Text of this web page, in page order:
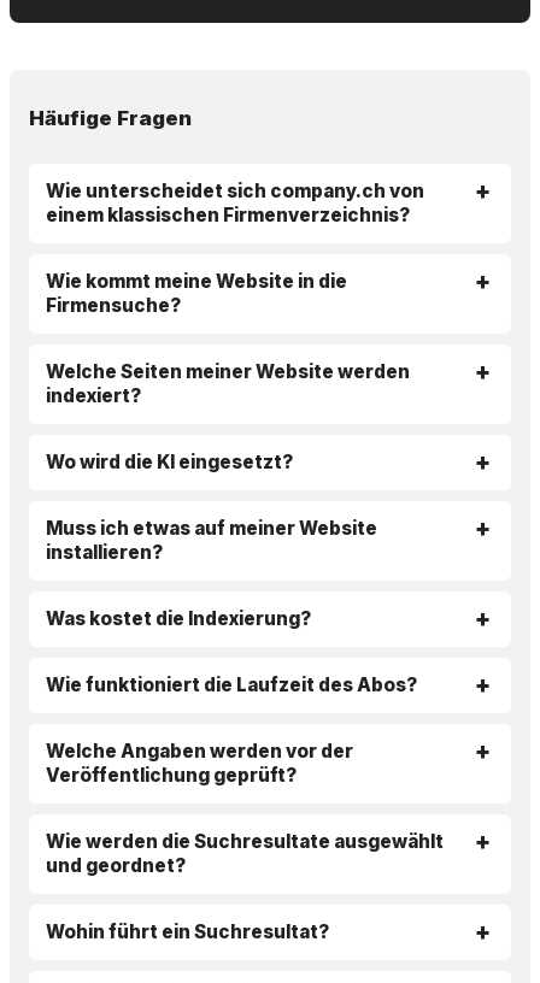
Häufige Fragen
Wie unterscheidet sich company.ch von
einem klassischen Firmenverzeichnis?
Wie kommt meine Website in die
Firmensuche?
Welche Seiten meiner Website werden
indexiert?
Wo wird die KI eingesetzt?
Muss ich etwas auf meiner Website
installieren?
Was kostet die Indexierung?
Wie funktioniert die Laufzeit des Abos?
Welche Angaben werden vor der
Veröffentlichung geprüft?
Wie werden die Suchresultate ausgewählt
und geordnet?
Wohin führt ein Suchresultat?